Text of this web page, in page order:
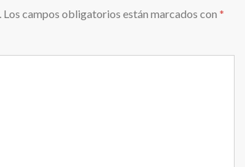
Los campos obligatorios están marcados con *